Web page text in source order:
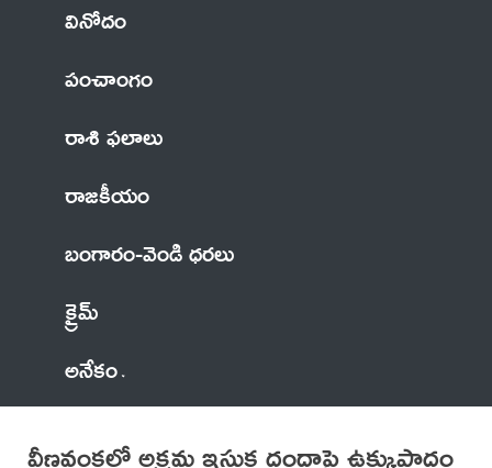
వినోదం
పంచాంగం
రాశి ఫలాలు
రాజకీయం
బంగారం-వెండి ధరలు
క్రైమ్
అనేకం
వీణవంకలో అక్రమ ఇసుక దందాపై ఉక్కుపాదం